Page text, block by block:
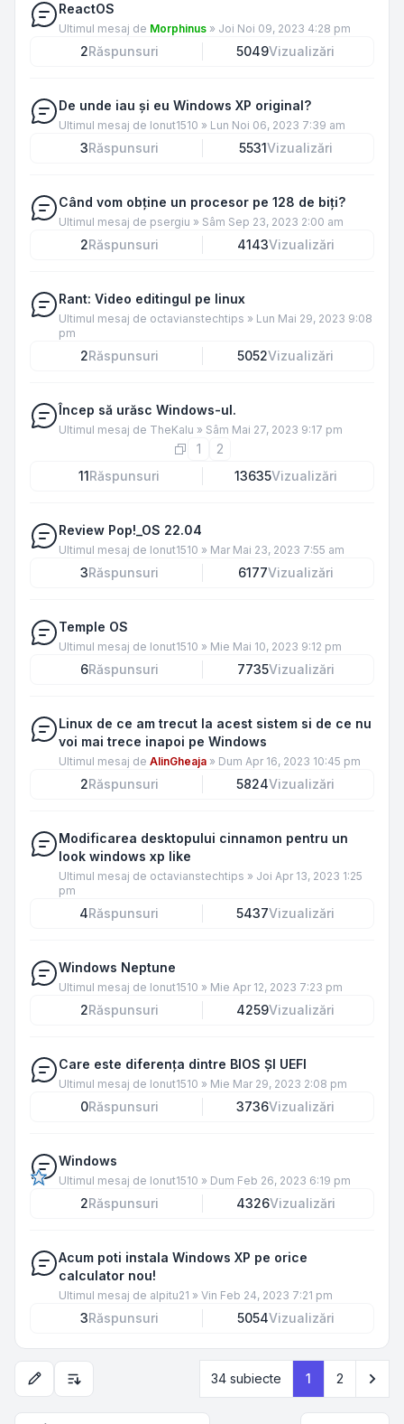
ReactOS
Ultimul mesaj de Morphinus » Joi Noi 09, 2023 4:28 pm
2Răspunsuri 5049Vizualizări
De unde iau și eu Windows XP original?
Ultimul mesaj de Ionut1510 » Lun Noi 06, 2023 7:39 am
3Răspunsuri 5531Vizualizări
Când vom obține un procesor pe 128 de biți?
Ultimul mesaj de psergiu » Sâm Sep 23, 2023 2:00 am
2Răspunsuri 4143Vizualizări
Rant: Video editingul pe linux
Ultimul mesaj de octavianstechtips » Lun Mai 29, 2023 9:08
pm
2Răspunsuri 5052Vizualizări
Încep să urăsc Windows-ul.
Ultimul mesaj de TheKalu » Sâm Mai 27, 2023 9:17 pm
1
2
11Răspunsuri 13635Vizualizări
Review Pop!_OS 22.04
Ultimul mesaj de Ionut1510 » Mar Mai 23, 2023 7:55 am
3Răspunsuri 6177Vizualizări
Temple OS
Ultimul mesaj de Ionut1510 » Mie Mai 10, 2023 9:12 pm
6Răspunsuri 7735Vizualizări
Linux de ce am trecut la acest sistem si de ce nu
voi mai trece inapoi pe Windows
Ultimul mesaj de AlinGheaja » Dum Apr 16, 2023 10:45 pm
2Răspunsuri 5824Vizualizări
Modificarea desktopului cinnamon pentru un
look windows xp like
Ultimul mesaj de octavianstechtips » Joi Apr 13, 2023 1:25
pm
4Răspunsuri 5437Vizualizări
Windows Neptune
Ultimul mesaj de Ionut1510 » Mie Apr 12, 2023 7:23 pm
2Răspunsuri 4259Vizualizări
Care este diferența dintre BIOS ȘI UEFI
Ultimul mesaj de Ionut1510 » Mie Mar 29, 2023 2:08 pm
0Răspunsuri 3736Vizualizări
Windows
Ultimul mesaj de Ionut1510 » Dum Feb 26, 2023 6:19 pm
2Răspunsuri 4326Vizualizări
Acum poti instala Windows XP pe orice
calculator nou!
Ultimul mesaj de alpitu21 » Vin Feb 24, 2023 7:21 pm
3Răspunsuri 5054Vizualizări
Opțiuni de sortare și afișare34 subiecte 1 2